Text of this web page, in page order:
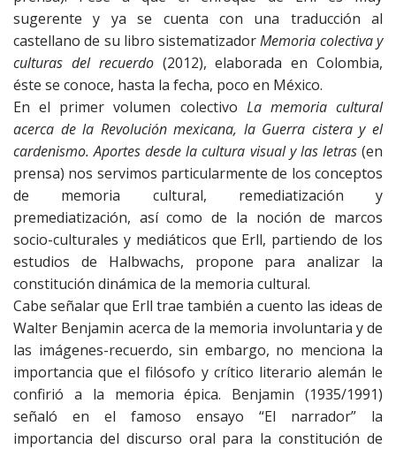
sugerente y ya se cuenta con una traducción al
castellano de su libro sistematizadorMemoria colectiva y
culturas del recuerdo(2012), elaborada en Colombia,
éste se conoce, hasta la fecha, poco en México.
En el primer volumen colectivo La memoria cultural
acerca de la Revolución mexicana, la Guerra cistera y el
cardenismo. Aportes desde la cultura visual y las letras(en
prensa) nos servimos particularmente de los conceptos
de memoria cultural, remediatización y
premediatización, así como de la noción de marcos
socio-culturales y mediáticos que Erll, partiendo de los
estudios de Halbwachs, propone para analizar la
constitución dinámica de la memoria cultural.
Cabe señalar que Erll trae también a cuento las ideas de
Walter Benjamin acerca de la memoria involuntaria y de
las imágenes-recuerdo, sin embargo, no menciona la
importancia que el filósofo y crítico literario alemán le
confirió a la memoria épica. Benjamin (1935/1991)
señaló en el famoso ensayo “El narrador” la
importancia del discurso oral para la constitución de